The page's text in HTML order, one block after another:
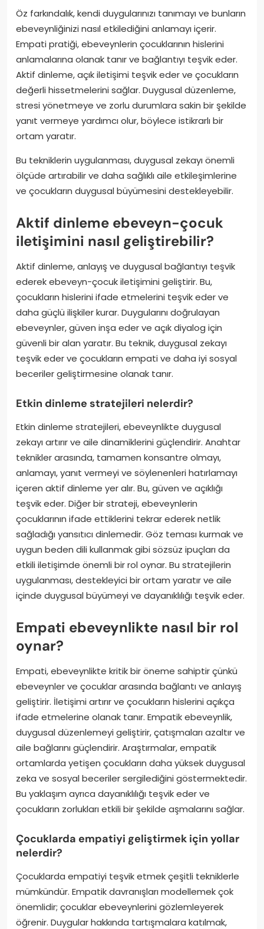
Öz farkındalık, kendi duygularınızı tanımayı ve bunların
ebeveynliğinizi nasıl etkilediğini anlamayı içerir.
Empati pratiği, ebeveynlerin çocuklarının hislerini
anlamalarına olanak tanır ve bağlantıyı teşvik eder.
Aktif dinleme, açık iletişimi teşvik eder ve çocukların
değerli hissetmelerini sağlar. Duygusal düzenleme,
stresi yönetmeye ve zorlu durumlara sakin bir şekilde
yanıt vermeye yardımcı olur, böylece istikrarlı bir
ortam yaratır.
Bu tekniklerin uygulanması, duygusal zekayı önemli
ölçüde artırabilir ve daha sağlıklı aile etkileşimlerine
ve çocukların duygusal büyümesini destekleyebilir.
Aktif dinleme ebeveyn-çocuk
iletişimini nasıl geliştirebilir?
Aktif dinleme, anlayış ve duygusal bağlantıyı teşvik
ederek ebeveyn-çocuk iletişimini geliştirir. Bu,
çocukların hislerini ifade etmelerini teşvik eder ve
daha güçlü ilişkiler kurar. Duygularını doğrulayan
ebeveynler, güven inşa eder ve açık diyalog için
güvenli bir alan yaratır. Bu teknik, duygusal zekayı
teşvik eder ve çocukların empati ve daha iyi sosyal
beceriler geliştirmesine olanak tanır.
Etkin dinleme stratejileri nelerdir?
Etkin dinleme stratejileri, ebeveynlikte duygusal
zekayı artırır ve aile dinamiklerini güçlendirir. Anahtar
teknikler arasında, tamamen konsantre olmayı,
anlamayı, yanıt vermeyi ve söylenenleri hatırlamayı
içeren aktif dinleme yer alır. Bu, güven ve açıklığı
teşvik eder. Diğer bir strateji, ebeveynlerin
çocuklarının ifade ettiklerini tekrar ederek netlik
sağladığı yansıtıcı dinlemedir. Göz teması kurmak ve
uygun beden dili kullanmak gibi sözsüz ipuçları da
etkili iletişimde önemli bir rol oynar. Bu stratejilerin
uygulanması, destekleyici bir ortam yaratır ve aile
içinde duygusal büyümeyi ve dayanıklılığı teşvik eder.
Empati ebeveynlikte nasıl bir rol
oynar?
Empati, ebeveynlikte kritik bir öneme sahiptir çünkü
ebeveynler ve çocuklar arasında bağlantı ve anlayış
geliştirir. İletişimi artırır ve çocukların hislerini açıkça
ifade etmelerine olanak tanır. Empatik ebeveynlik,
duygusal düzenlemeyi geliştirir, çatışmaları azaltır ve
aile bağlarını güçlendirir. Araştırmalar, empatik
ortamlarda yetişen çocukların daha yüksek duygusal
zeka ve sosyal beceriler sergilediğini göstermektedir.
Bu yaklaşım ayrıca dayanıklılığı teşvik eder ve
çocukların zorlukları etkili bir şekilde aşmalarını sağlar.
Çocuklarda empatiyi geliştirmek için yollar
nelerdir?
Çocuklarda empatiyi teşvik etmek çeşitli tekniklerle
mümkündür. Empatik davranışları modellemek çok
önemlidir; çocuklar ebeveynlerini gözlemleyerek
öğrenir. Duygular hakkında tartışmalara katılmak,